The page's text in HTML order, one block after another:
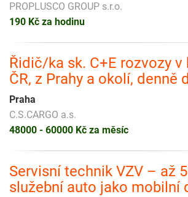
PROPLUSCO GROUP s.r.o.
190 Kč za hodinu
Řidič/ka sk. C+E rozvozy v
ČR, z Prahy a okolí, denně
Praha
C.S.CARGO a.s.
48000 - 60000 Kč za měsíc
Servisní technik VZV – až
služební auto jako mobilní